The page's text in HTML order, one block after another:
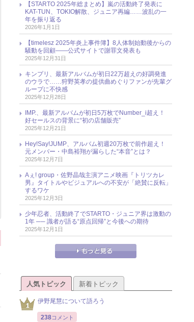
【STARTO 2025年総まとめ】嵐の活動終了発表に
KAT-TUN、TOKIO解散、ジュニア再編……波乱の一
年を振り返る
2026年1月1日
【timelesz 2025年炎上事件簿】8人体制始動後からの
騒動を回顧――公式サイトで謝罪文発表も
2025年12月31日
キンプリ、最新アルバムが初日22万超えの好調発進
のウラで……狩野英孝の提供曲めぐりファンが先輩グ
ループに不快感
2025年12月28日
IMP.、最新アルバムが初日5万枚でNumber_i超え！
好セールスの背景に“初の店舗販売”
2025年12月21日
Hey!Say!JUMP、アルバム初週20万枚で前作超え！
元メンバー・中島裕翔が漏らした“本音”とは？
2025年12月7日
Aぇ! group・佐野晶哉主演アニメ映画『トリツカレ
男』タイトルやビジュアルへの不安が「絶賛に反転」
するワケ
2025年12月3日
少年忍者、活動終了でSTARTO・ジュニア界は激動の
1年 ── 識者が語る“原点回帰”と今後への期待
2025年12月1日
人気トピック 新着トピック
伊野尾慧について語ろう
238コメント